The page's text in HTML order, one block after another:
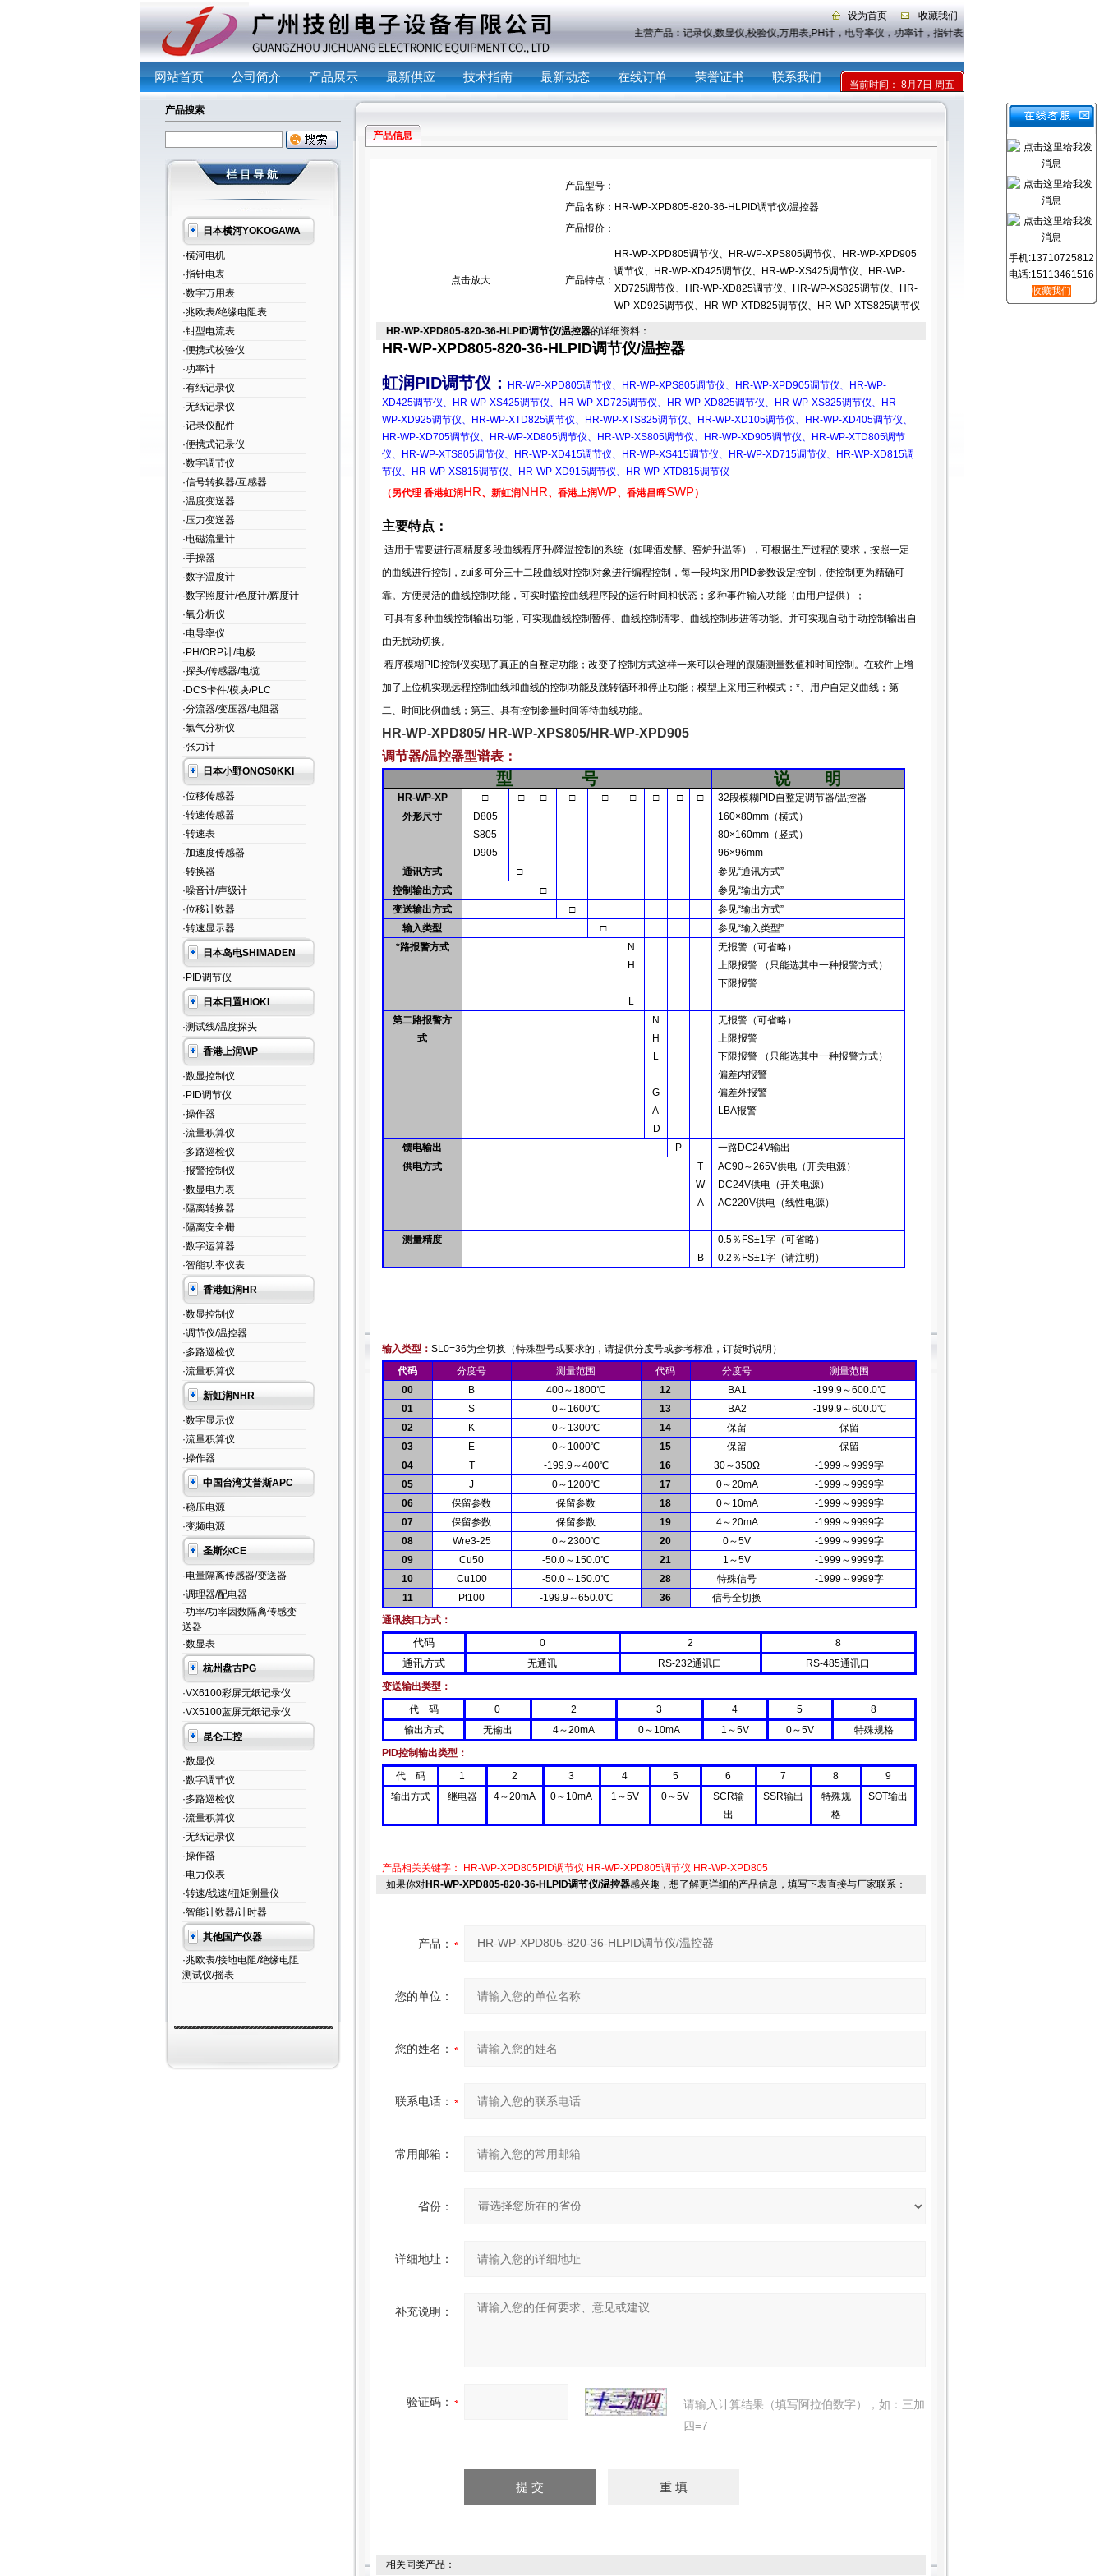
设为首页
收藏我们
记录仪,数显仪,校验仪,万用表,PH计，电导率仪，功率计，指针表，示波器，传感器
网站首页 公司简介 产品展示 最新供应 技术指南 最新动态 在线订单 荣誉证书 联系我们
当前时间： 8月7日 周五
产品搜索
日本横河YOKOGAWA
·横河电机
·指针电表
·数字万用表
·兆欧表/绝缘电阻表
·钳型电流表
·便携式校验仪
·功率计
·有纸记录仪
·无纸记录仪
·记录仪配件
·便携式记录仪
·数字调节仪
·信号转换器/互感器
·温度变送器
·压力变送器
·电磁流量计
·手操器
·数字温度计
·数字照度计/色度计/辉度计
·氧分析仪
·电导率仪
·PH/ORP计/电极
·探头/传感器/电缆
·DCS卡件/模块/PLC
·分流器/变压器/电阻器
·氯气分析仪
·张力计
日本小野ONOS0KKI
·位移传感器
·转速传感器
·转速表
·加速度传感器
·转换器
·噪音计/声级计
·位移计数器
·转速显示器
日本岛电SHIMADEN
·PID调节仪
日本日置HIOKI
·测试线/温度探头
香港上润WP
·数显控制仪
·PID调节仪
·操作器
·流量积算仪
·多路巡检仪
·报警控制仪
·数显电力表
·隔离转换器
·隔离安全栅
·数字运算器
·智能功率仪表
香港虹润HR
·数显控制仪
·调节仪/温控器
·多路巡检仪
·流量积算仪
新虹润NHR
·数字显示仪
·流量积算仪
·操作器
中国台湾艾普斯APC
·稳压电源
·变频电源
圣斯尔CE
·电量隔离传感器/变送器
·调理器/配电器
·功率/功率因数隔离传感变
送器
·数显表
杭州盘古PG
·VX6100彩屏无纸记录仪
·VX5100蓝屏无纸记录仪
昆仑工控
·数显仪
·数字调节仪
·多路巡检仪
·流量积算仪
·无纸记录仪
·操作器
·电力仪表
·转速/线速/扭矩测量仪
·智能计数器/计时器
其他国产仪器
·兆欧表/接地电阻/绝缘电阻
测试仪/摇表
产品信息
点击放大
产品型号：
产品名称： HR-WP-XPD805-820-36-HLPID调节仪/温控器
产品报价：
产品特点：
HR-WP-XPD805调节仪、HR-WP-XPS805调节仪、HR-WP-XPD905
调节仪、HR-WP-XD425调节仪、HR-WP-XS425调节仪、HR-WP-
XD725调节仪、HR-WP-XD825调节仪、HR-WP-XS825调节仪、HR-
WP-XD925调节仪、HR-WP-XTD825调节仪、HR-WP-XTS825调节仪
HR-WP-XPD805-820-36-HLPID调节仪/温控器的详细资料：
HR-WP-XPD805-820-36-HLPID调节仪/温控器
虹润PID调节仪： HR-WP-XPD805调节仪、 HR-WP-XPS805调节仪、 HR-WP-XPD905调节仪、
HR-WP-
XD425调节仪、 HR-WP-XS425调节仪、 HR-WP-XD725调节仪、 HR-WP-XD825调节仪、 HR-WP-XS825调节仪、
HR-
WP-XD925调节仪、 HR-WP-XTD825调节仪、 HR-WP-XTS825调节仪、 HR-WP-XD105调节仪、 HR-WP-XD405调节仪、
HR-WP-XD705调节仪、 HR-WP-XD805调节仪、 HR-WP-XS805调节仪、 HR-WP-XD905调节仪、 HR-WP-XTD805调节
仪、 HR-WP-XTS805调节仪、 HR-WP-XD415调节仪、 HR-WP-XS415调节仪、 HR-WP-XD715调节仪、 HR-WP-XD815调
节仪、 HR-WP-XS815调节仪、 HR-WP-XD915调节仪、 HR-WP-XTD815调节仪
（另代理 香港虹润HR、 新虹润NHR、 香港上润WP、 香港昌晖SWP）
主要特点：
适用于需要进行高精度多段曲线程序升/降温控制的系统（如啤酒发酵、窑炉升温等）
，可根据生产过程的要求，按照一定
的曲线进行控制，zui多可分三十二段曲线对控制对象进行编程控制，每一段均采用 PID参数设定控制，使控制更为精确可
靠。方便灵活的曲线控制功能，可实时监控曲线程序段的运行时间和状态；多种事件输入功能（ 由用户提供）
；
可具有多种曲线控制输出功能，可实现曲线控制暂停、曲线控制清零、曲线控制步进等功能。并可实现自动手动控制输出自
由无扰动切换。
程序模糊PID控制仪实现了真正的自整定功能；改变了控制方式这样一来可以合理的跟随测量数值和时间控制。在软件上增
加了上位机实现远程控制曲线和曲线的控制功能及跳转循环和停止功能；模型上采用三种模式：*、用户自定义曲线；第
二、时间比例曲线；第三、具有控制参量时间等待曲线功能。
HR-WP-XPD805/ HR-WP-XPS805/HR-WP-XPD905
调节器/温控器型谱表：
型 号 说 明
HR-WP-XP □ -□ □ □ -□ -□ □ -□ □ 32段模糊PID自整定调节器/温控器
外形尺寸
D805
S805
D905
160×80mm（横式）
80×160mm（ 竖式）
96×96mm
通讯方式
□ 参见“通讯方式”
控制输出方式
□ 参见“输出方式”
变送输出方式
□ 参见“输出方式”
输入类型
□ 参见“输入类型”
*路报警方式
N
H
L
无报警（可省略）
上限报警（ 只能选其中一种报警方式）
下限报警
第二路报警方
式
N
H
L
G
A
D
无报警（可省略）
上限报警
下限报警（ 只能选其中一种报警方式）
偏差内报警
偏差外报警
LBA报警
馈电输出 P 一路DC24V输出
供电方式
T
W
A
AC90～265V供电（开关电源）
DC24V供电（开关电源）
AC220V供电（线性电源）
测量精度
B
0.5％ FS±1字（可省略）
0.2 ％ FS±1字（请注明 ）
输入类型： SL0=36为全切换 （特殊型号或要求的，请提供分度号或参考标准，订货时说明 ）
代码
分度号 测量范围 代码 分度号
测量范围
00
B 400～ 1800℃ 12 BA1 -199.9～600.0℃
01
S 0～ 1600℃ 13 BA2 -199.9～600.0℃
02
K 0～ 1300℃ 14 保留
保留
03
E 0～ 1000℃ 15 保留
保留
04
T -199.9～400℃ 16 30～350Ω -1999～9999字
05
J 0～ 1200℃ 17 0～20mA -1999～9999字
06
保留参数 保留参数 18 0～ 10mA -1999～9999字
07
保留参数 保留参数 19 4～20mA -1999～9999字
08
Wre3-25 0～2300℃ 20 0～5V -1999～9999字
09
Cu50 -50.0～ 150.0℃ 21 1 ～5V -1999～9999字
10
Cu100 -50.0～ 150.0℃ 28 特殊信号 -1999～9999字
11
Pt100 -199.9～650.0℃ 36
信号全切换
通讯接口方式：
代码 0 2 8
通讯方式 无通讯 RS-232通讯口 RS-485通讯口
变送输出类型：
代
码 0 2 3 4 5
8
输出方式
无输出 4～20mA 0～ 10mA 1 ～5V 0～5V
特殊规格
PID控制输出类型：
代
码 1 2 3 4 5 6 7 8
9
输出方式
继电器 4～20mA 0～ 10mA 1 ～5V 0～5V SCR输
出
SSR输出
特殊规
格
SOT输出
产品相关关键字： HR-WP-XPD805PID调节仪 HR-WP-XPD805调节仪 HR-WP-XPD805
如果你对HR-WP-XPD805-820-36-HLPID调节仪/温控器感兴趣，想了解更详细的产品信息，填写下表直接与厂家联系：
产品：
您的单位：
您的姓名：
联系电话：
常用邮箱：
省份：
详细地址：
补充说明：
验证码：
请输入计算结果（填写阿拉伯数字），如：三加
四=7
相关同类产品：
手机:13710725812
电话:15113461516
收藏我们